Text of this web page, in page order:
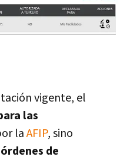
vigente, el
las
laAFIP, sino
de